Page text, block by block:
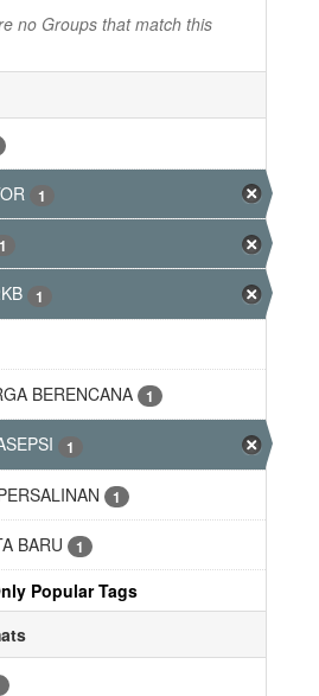
no Groups that match this
1
1
1
BERENCANA 1
1
1
BARU 1
Popular Tags